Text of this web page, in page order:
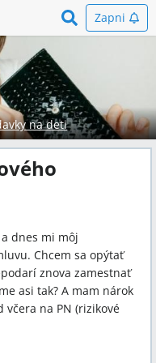
Zapni
na deti
dnes mi môj
Chcem sa opýtať
znova zamestnať
asi tak? A mam nárok
včera na PN (rizikové